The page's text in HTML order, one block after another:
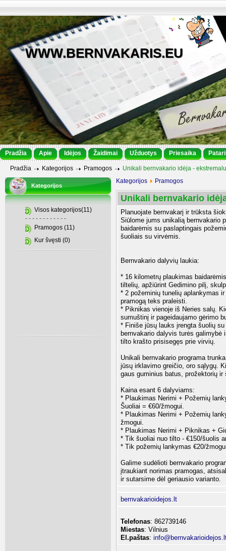
WWW.BERNVAKARIS.EU
Pradžia Apie Idėjos Žaidimai Užduotys Priesaika
Pradžia Kategorijos Pramogos Unikali bernvakario idėja -
Kategorijos
Visos kategorijos(11)
- - - - - - - - - - - -
Pramogos (11)
Kur švęsti (0)
Kategorijos Pramogos
Unikali bernvakario
Planuojate bernvakarį ir trūksta
Siūlome jums unikalią bernvakario
baidarėmis su paslaptingais
šuoliais su virvėmis.
Bernvakario dalyvių laukia:
* 16 kilometrų plaukimas
tiltelių, apžiūrint Gedimino pilį,
* 2 požeminių tunelių aplankymas
pramogą teks praleisti.
* Piknikas vienoje iš Neries salų.
sumuštinį ir pageidaujamo gėrimo
* Finiše jūsų lauks įrengta šuolių
bernvakario dalyvis turės
tilto krašto prisisegęs prie virvių.
Unikali bernvakario programa
jūsų irklavimo greičio, oro sąlygų.
gaus guminius batus, prožektorių
Kaina esant 6 dalyviams:
* Plaukimas Nerimi + Požemių
Šuoliai = €60/žmogui.
* Plaukimas Nerimi + Požemių
žmogui.
* Plaukimas Nerimi + Piknikas +
* Tik šuoliai nuo tilto - €150/šuolis
* Tik požemių lankymas €20/
Galime sudėlioti bernvakario
įtraukiant norimas pramogas,
ir sutarsime dėl geriausio varianto.
bernvakarioidejos.lt
Telefonas: 862739146
Miestas: Vilnius
El.paštas: